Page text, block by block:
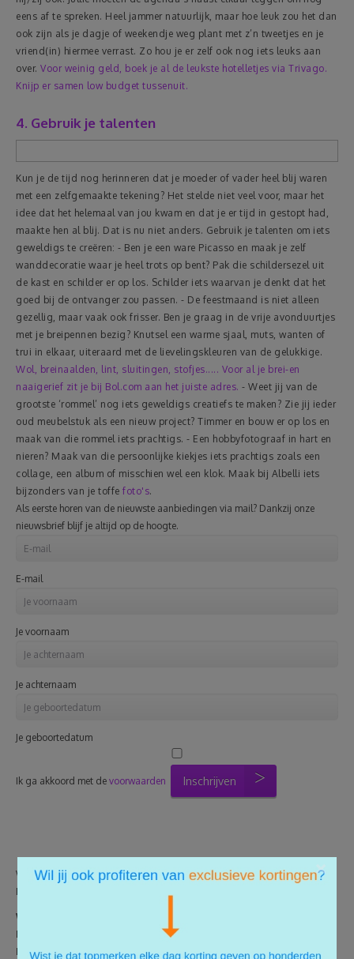
eens af te spreken. Heel jammer natuurlijk, maar hoe leuk zou het dan
ook zijn als je dagje of weekendje weg plant met z’n tweetjes en je
vriend(in) hiermee verrast. Zo hou je er zelf ook nog iets leuks aan
over. Voor weinig geld, boek je al de leukste hotelletjes via Trivago.
Knijp er samen low budget tussenuit.
4. Gebruik je talenten
Kun je de tijd nog herinneren dat je moeder of vader heel blij waren
met een zelfgemaakte tekening? Het stelde niet veel voor, maar het
idee dat het helemaal van jou kwam en dat je er tijd in gestopt had,
maakte hen al blij. Dat is nu niet anders. Gebruik je talenten om iets
geweldigs te creëren: - Ben je een ware Picasso en maak je zelf
wanddecoratie waar je heel trots op bent? Pak die schildersezel uit
de kast en schilder er op los. Schilder iets waarvan je denkt dat het
goed bij de ontvanger zou passen. - De feestmaand is niet alleen
gezellig, maar vaak ook frisser. Ben je graag in de vrije avonduurtjes
met je breipennen bezig? Knutsel een warme sjaal, muts, wanten of
trui in elkaar, uiteraard met de lievelingskleuren van de gelukkige.
Wol, breinaalden, lint, sluitingen, stofjes..... Voor al je brei-en
naaigerief zit je bij Bol.com aan het juiste adres. - Weet jij van de
grootste ‘rommel’ nog iets geweldigs creatiefs te maken? Zie jij ieder
oud meubelstuk als een nieuw project? Timmer en bouw er op los en
maak van die rommel iets prachtigs. - Een hobbyfotograaf in hart en
nieren? Maak van die persoonlijke kiekjes iets prachtigs zoals een
collage, een album of misschien wel een klok. Maak bij Albelli iets
bijzonders van je toffe foto's.
Als eerste horen van de nieuwste aanbiedingen via mail? Dankzij onze
nieuwsbrief blijf je altijd op de hoogte.
E-mail
Je voornaam
Je achternaam
Je geboortedatum
Ik ga akkoord met de voorwaarden Inschrijven
We gebruiken je gegevens alleen om je onze nieuwsberichten te sturen.
Meer info lees je in onze
Wat is het meest originele geschenk wat jij ooit gegeven
hebt? Of nooit verder gekomen dan de sokken en pantoffels?
Deel hieronder jouw ideeën over het perfecte cadeau!
×